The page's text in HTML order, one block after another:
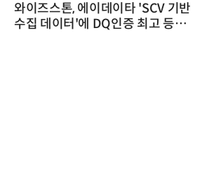
와이즈스톤, 에이데이타 'SCV 기반
수집 데이터'에 DQ인증 최고 등급